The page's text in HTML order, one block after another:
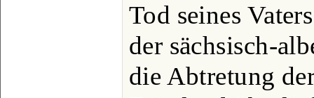
Tod seines
der sächsisch-
die Abtretung